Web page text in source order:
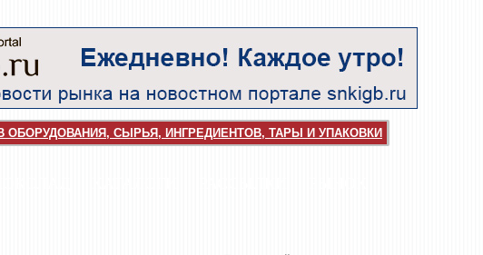
ОБОРУДОВАНИЯ, СЫРЬЯ, ИНГРЕДИЕНТОВ, ТАРЫ И УПАКОВКИ